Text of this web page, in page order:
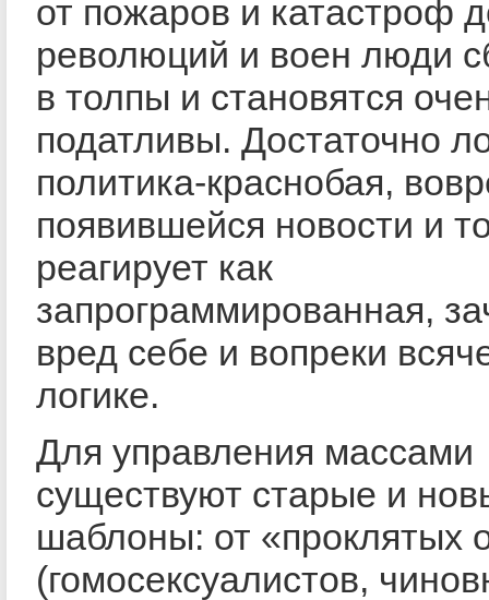
от пожаров и катастроф
революций и воен люди
в толпы и становятся
податливы. Достаточно
политика-краснобая,
появившейся новости и
реагирует как
запрограммированная,
вред себе и вопреки
логике.
Для управления массами
существуют старые и
шаблоны: от «проклятых
(гомосексуалистов,